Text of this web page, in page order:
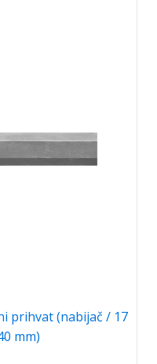
prihvat (nabijač / 17
mm)